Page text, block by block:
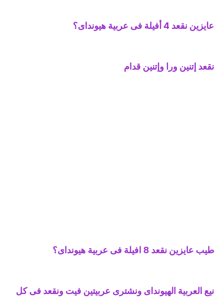
عايزين نقعد 4 أفيلة فى عربية هيونداى؟
نقعد إتنين ورا وإتنين قدام
طيب عايزين نقعد 8 افيلة فى عربية هيونداى؟
نيع العربية الهيونداى ونشترى عربيتين فيت ونقعد فى كل